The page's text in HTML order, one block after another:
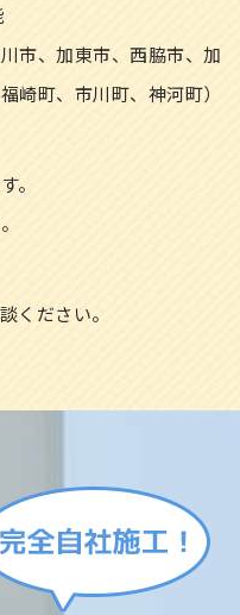
市、加東市、西脇市、加
崎町、市川町、神河町）
。
ください。